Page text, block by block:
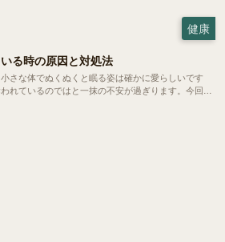
健康
る時の原因と対処法
さな体でぬくぬくと眠る姿は確かに愛らしいです
れているのではと一抹の不安が過ぎります。今回